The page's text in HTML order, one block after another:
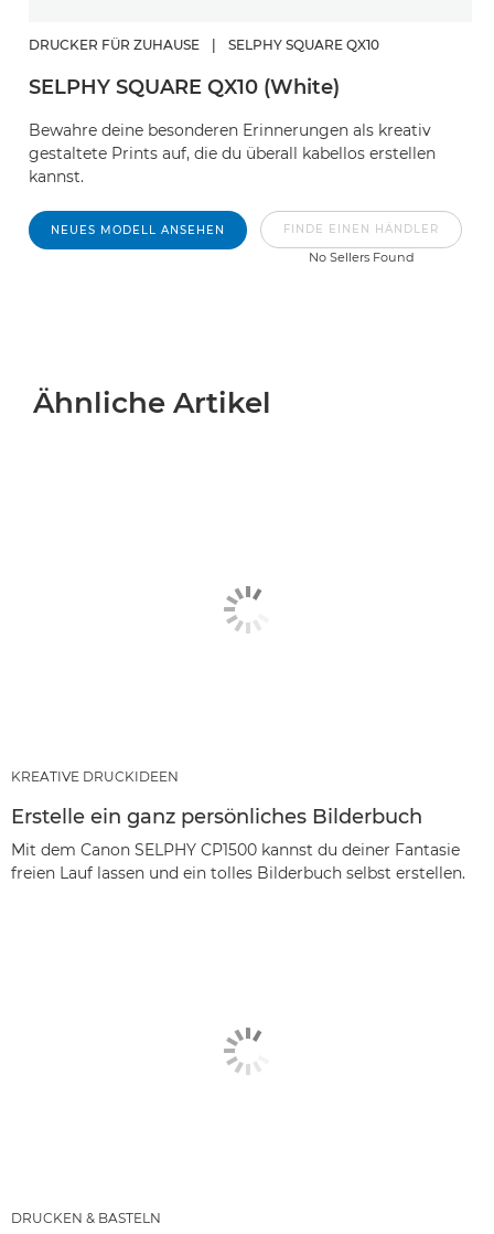
DRUCKER FÜR ZUHAUSE SELPHY SQUARE QX10
SELPHY SQUARE QX10 (White)
Bewahre deine besonderen Erinnerungen als kreativ
gestaltete Prints auf, die du überall kabellos erstellen
kannst.
NEUES MODELL ANSEHEN FINDE EINEN HÄNDLER
No Sellers Found
Ähnliche Artikel
KREATIVE DRUCKIDEEN
Erstelle ein ganz persönliches Bilderbuch
Mit dem Canon SELPHY CP1500 kannst du deiner Fantasie
freien Lauf lassen und ein tolles Bilderbuch selbst erstellen.
DRUCKEN & BASTELN